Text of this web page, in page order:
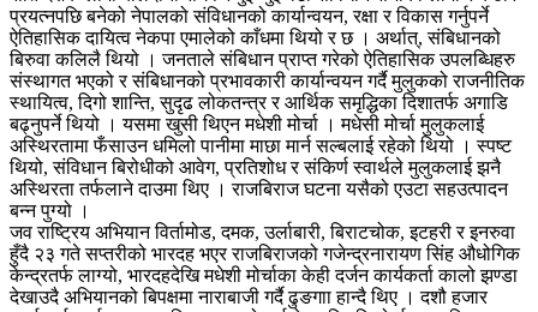
प्रयत्नपछि बनेको नेपालको संविधानको कार्यान्वयन, रक्षा र विकास गर्नुपर्ने
ऐतिहासिक दायित्व नेकपा एमालेको काँधमा थियो र छ । अर्थात्, संबिधानको
बिरुवा कलिलै थियो । जनताले संबिधान प्राप्त गरेको ऐतिहासिक उपलब्धिहरु
संस्थागत भएको र संबिधानको प्रभावकारी कार्यान्वयन गर्दै मुलुकको राजनीतिक
स्थायित्व, दिगो शान्ति, सुदृढ लोकतन्त्र र आर्थिक समृद्धिका दिशातर्फ अगाडि
बढ्नुपर्ने थियो । यसमा खुसी थिएन मधेशी मोर्चा । मधेसी मोर्चा मुलुकलाई
अस्थिरतामा फँसाउन धमिलो पानीमा माछा मार्न सल्बलाई रहेको थियो । स्पष्ट
थियो, संविधान बिरोधीको आवेग, प्रतिशोध र संकिर्ण स्वार्थले मुलुकलाई झनै
अस्थिरता तर्फलाने दाउमा थिए । राजबिराज घटना यसैको एउटा सहउत्पादन
बन्न पुग्यो ।
जव राष्ट्रिय अभियान विर्तामोड, दमक, उर्लाबारी, बिराटचोक, इटहरी र इनरुवा
हुँदै २३ गते सप्तरीको भारदह भएर राजबिराजको गजेन्द्रनारायण सिंह औधोगिक
केन्द्रतर्फ लाग्यो, भारदहदेखि मधेशी मोर्चाका केही दर्जन कार्यकर्ता कालो झण्डा
देखाउदै अभियानको बिपक्षमा नाराबाजी गर्दै ढुङगाा हान्दै थिए । दशौ हजार